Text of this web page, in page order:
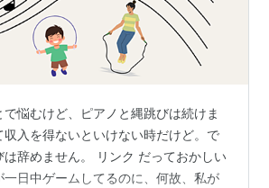
悩むけど、ピアノと縄跳びは続けま
収入を得ないといけない時だけど。で
は辞めません。 リンク だっておかしい
一日中ゲームしてるのに、何故、私が